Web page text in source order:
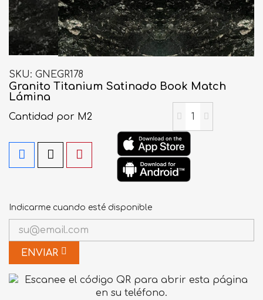
SKU GNEGR178
Granito Titanium Satinado Book Match
Lámina
Cantidad por M2
Indicarme cuando esté disponible
ENVIAR